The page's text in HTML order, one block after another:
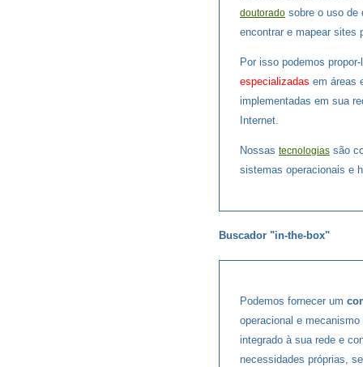
doutorado sobre o uso de
encontrar e mapear sites
Por isso podemos
especializadas em áreas
implementadas em sua
Internet.
Nossas tecnologias são
sistemas operacionais e
Buscador "in-the-box"
Podemos fornecer um
operacional e
integrado à sua rede e
necessidades próprias,